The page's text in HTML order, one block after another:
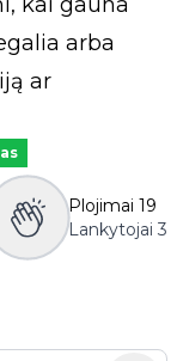
arba
ar
Plojimai 19
Lankytojai 3